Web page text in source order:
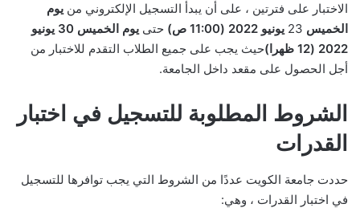
الاختبار على فترتين ، على أن يبدأ التسجيل الإلكتروني من يوم
الخميس
يونيو 2022 (11:00 ص) حتى
يوم الخميس 30 يونيو
2022 (12 ظهرا)
حيث يجب على جميع الطلاب التقدم للاختبار من
أجل الحصول على مقعد داخل الجامعة.
الشروط المطلوبة للتسجيل في اختبار
القدرات
حددت جامعة الكويت عددًا من الشروط التي يجب توافرها للتسجيل
في اختبار القدرات ، وهي: